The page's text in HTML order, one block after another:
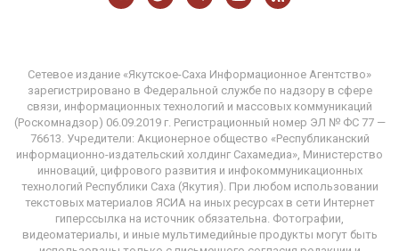
Сетевое издание «Якутское-Саха Информационное Агентство»
зарегистрировано в Федеральной службе по надзору в сфере
связи, информационных технологий и массовых коммуникаций
(Роскомнадзор) 06.09.2019 г. Регистрационный номер ЭЛ № ФС 77 —
76613. Учредители: Акционерное общество «Республиканский
информационно-издательский холдинг Сахамедиа», Министерство
инноваций, цифрового развития и инфокоммуникационных
технологий Республики Саха (Якутия). При любом использовании
текстовых материалов ЯСИА на иных ресурсах в сети Интернет
гиперссылка на источник обязательна. Фотографии,
видеоматериалы, и иные мультимедийные продукты могут быть